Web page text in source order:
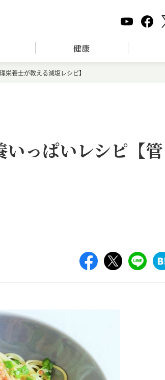
健康
養士が教える減塩レシピ】
っぱいレシピ【管